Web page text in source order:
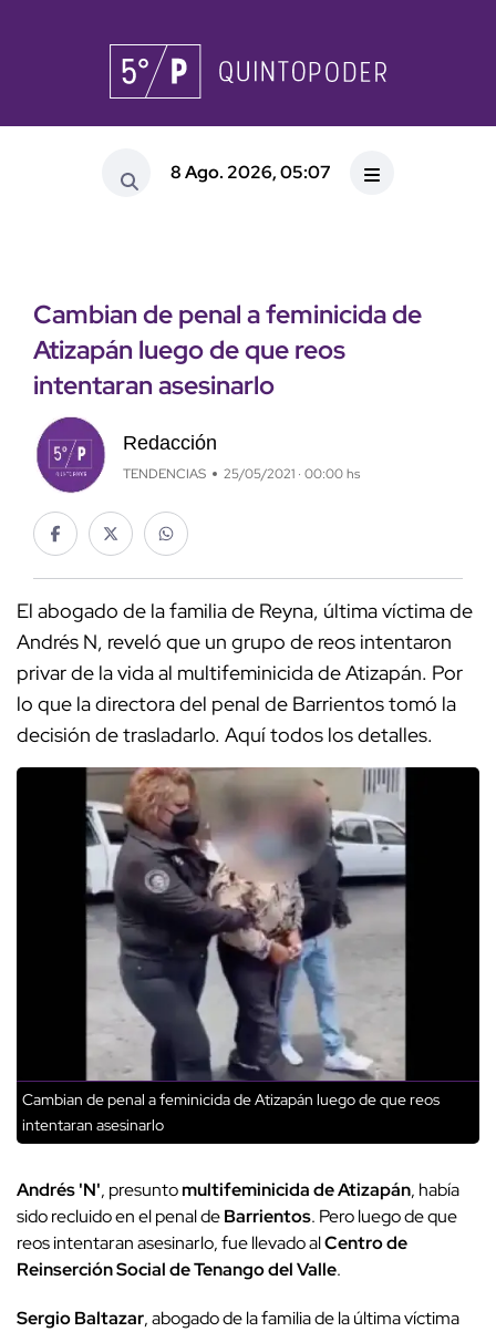
8 Ago. 2026, 05:07
Cambian de penal a feminicida de
Atizapán luego de que reos
intentaran asesinarlo
Redacción
TENDENCIAS 25/05/2021 · 00:00 hs
El abogado de la familia de Reyna, última víctima de
Andrés N, reveló que un grupo de reos intentaron
privar de la vida al multifeminicida de Atizapán. Por
lo que la directora del penal de Barrientos tomó la
decisión de trasladarlo. Aquí todos los detalles.
Cambian de penal a feminicida de Atizapán luego de que reos
intentaran asesinarlo
Andrés 'N', presuntomultifeminicida de Atizapán, había
sido recluido en el penal deBarrientos. Pero luego de que
reos intentaran asesinarlo, fue llevado alCentro de
Reinserción Social de Tenango del Valle.
Sergio Baltazar, abogado de la familia de la última víctima